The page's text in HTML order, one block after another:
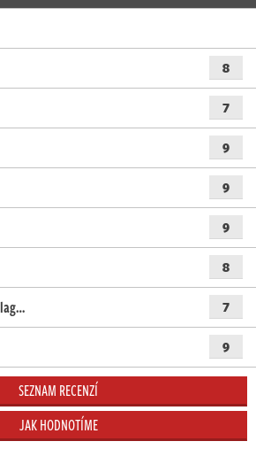
8
7
9
9
9
8
7
9
SEZNAM RECENZÍ
JAK HODNOTÍME